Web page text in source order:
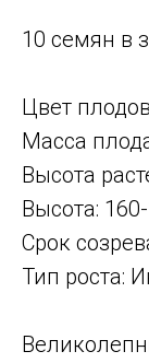
10 семян в
Цвет
Масса
Высота
Высота:
Срок
Тип роста: